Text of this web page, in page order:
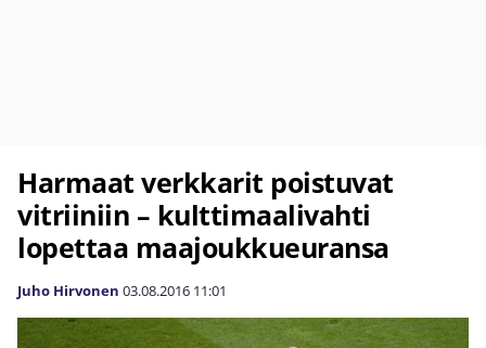
Harmaat verkkarit poistuvat
vitriiniin – kulttimaalivahti
lopettaa maajoukkueuransa
Juho Hirvonen 03.08.2016 11:01